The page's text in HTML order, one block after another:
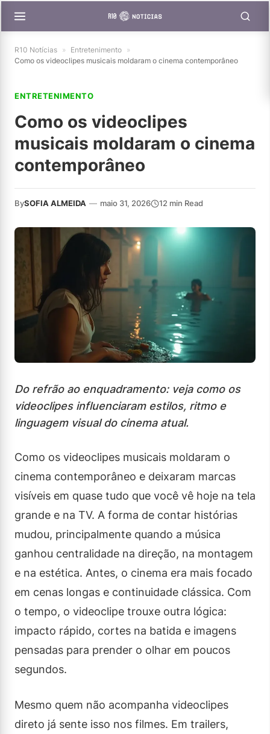
R10 Notícias » Entretenimento »
Como os videoclipes musicais moldaram o cinema contemporâneo
ENTRETENIMENTO
Como os videoclipes
musicais moldaram o cinema
contemporâneo
BySOFIA ALMEIDA — maio 31, 2026 12 min Read
Do refrão ao enquadramento: veja como os
videoclipes influenciaram estilos, ritmo e
linguagem visual do cinema atual.
Como os videoclipes musicais moldaram o
cinema contemporâneo e deixaram marcas
visíveis em quase tudo que você vê hoje na tela
grande e na TV. A forma de contar histórias
mudou, principalmente quando a música
ganhou centralidade na direção, na montagem
e na estética. Antes, o cinema era mais focado
em cenas longas e continuidade clássica. Com
o tempo, o videoclipe trouxe outra lógica:
impacto rápido, cortes na batida e imagens
pensadas para prender o olhar em poucos
segundos.
Mesmo quem não acompanha videoclipes
direto já sente isso nos filmes. Em trailers,